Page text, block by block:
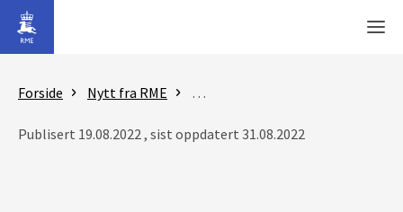
Gå til hovedinnhold
Forside Nytt fra RME Nyheter -
Publisert 19.08.2022 , sist oppdatert 31.08.2022